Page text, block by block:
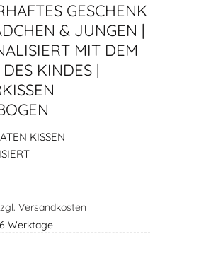
GESCHENK
& JUNGEN |
MIT DEM
KINDES |
KISSEN
Versandkosten
Werktage